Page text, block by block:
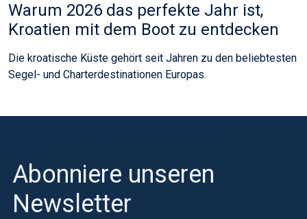
Warum 2026 das perfekte Jahr ist,
Kroatien mit dem Boot zu entdecken
Die kroatische Küste gehört seit Jahren zu den beliebtesten
Segel- und Charterdestinationen Europas.
Abonniere unseren
Newsletter